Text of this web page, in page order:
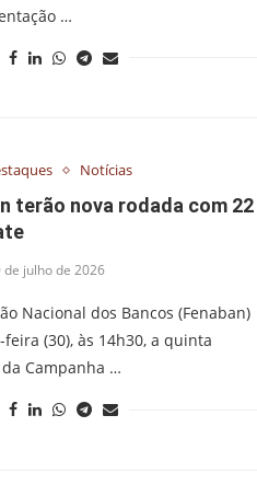
…
Notícias
terão nova rodada com 22
de julho de 2026
Nacional dos Bancos (Fenaban)
(30), às 14h30, a quinta
Campanha …